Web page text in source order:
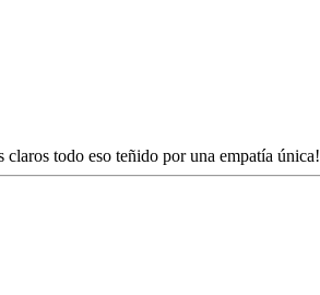
todo eso teñido por una empatía única!